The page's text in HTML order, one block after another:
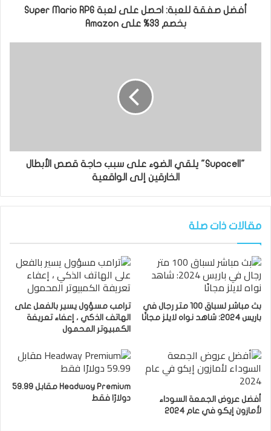
أفضل صفقة للعبة: احصل على لعبة Super Mario RPG
بخصم 33% على Amazon
"Supacell" يلقي الضوء على سبب حاجة قصص الأبطال
الخارقين إلى الواقعية
مقالات ذات صلة
بث مباشر لسباق 100 متر رجال في
باريس 2024: شاهد نواه لايلز مجانًا
ترامب مسؤول يسير بالفعل على
الهاتف الذكي ، إعفاء تعريفة
الكمبيوتر المحمول
أفضل عروض الجمعة السوداء
لأمازون إيكو في عام 2024
Headway Premium مقابل 59.99
دولارًا فقط